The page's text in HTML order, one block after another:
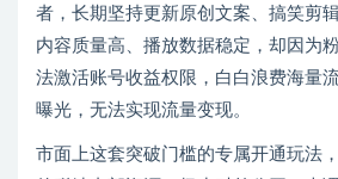
者，长期坚持更新原创文案、搞笑剪
内容质量高、播放数据稳定，却因为
法激活账号收益权限，白白浪费海量
曝光，无法实现流量变现。
市面上这套突破门槛的专属开通玩法